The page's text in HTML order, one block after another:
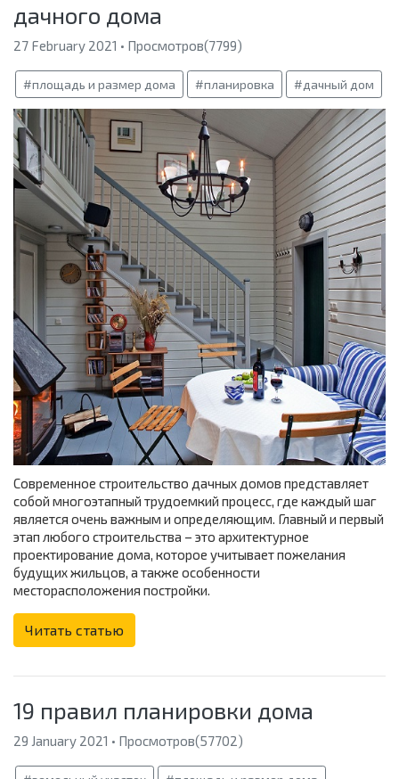
дачного дома
27 February 2021 • Просмотров(7799)
#площадь и размер дома #планировка #дачный дом
Современное строительство дачных домов представляет
собой многоэтапный трудоемкий процесс, где каждый шаг
является очень важным и определяющим. Главный и первый
этап любого строительства – это архитектурное
проектирование дома, которое учитывает пожелания
будущих жильцов, а также особенности
месторасположения постройки.
Читать статью
19 правил планировки дома
29 January 2021 • Просмотров(57702)